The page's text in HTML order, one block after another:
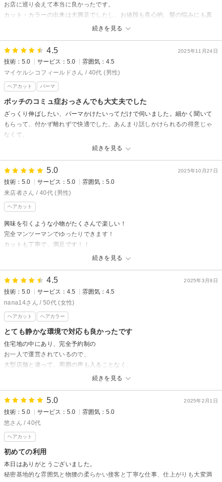
続きを見る
お店に巡り会えて本当に良かったです。
カット・カラーの出来は大満足でしたし、お値段も良心的、髪の悩みにも真
ご来店ありがとうございました。
またお待ちしております。西村
2025年11月24日
4.5
技術：5.0 サービス：5.0
雰囲気：4.5
マイケルシコフィールドさん / 40代 (男性)
ヘアカット パーマ
ボッチのコミュ症おっさんでも大丈夫でした
続きを見る
ざっくり伸ばしたい、パーマかけたいってだけで伺いました。細かく聞いて
もらって、付かず離れずで快適でした。あんまり話しかけられるの得意じゃ
なくて。
ご来店ありがとうございました。
口コミも書いて頂いてありがたいです。
またお待ちしております！
2025年10月27日
5.0
技術：5.0 サービス：5.0
雰囲気：5.0
来店者さん / 40代 (男性)
ヘアカット
続きを見る
興味を引くような小物がたくさんで楽しい！
完全マンツーマンでゆったりできます！
カットも丁寧で、満足です！！
スタンプカード作ってもらったので、また行きます！！
スペシャルズからの返信
ご来店ありがとうございました。
口コミもありがとうございます。嬉しいです！
2025年3月9日
4.5
技術：5.0 サービス：4.5
雰囲気：4.5
nana14さん / 50代 (女性)
ヘアカット ヘアカラー
とても静かな環境で対応も良かったです
続きを見る
住宅地の中にあり、完全予約制の
お一人で運営されているので、
大型店舗と違って、周囲の声も入ることなく、
とても静かで落ち着いた環境でした。
他の方も書いているように、
カットについてもカラーについても、
こちらの希望を詳細に汲み取っていただき
出来上がりもとても良い感じでした。
有難うございました。
スペシャルズからの返信
口コミありがとうございます。感謝致します
ショートカットがとてもお似合いでした
2025年2月1日
5.0
技術：5.0 サービス：5.0
雰囲気：5.0
悠さん / 40代
ヘアカット
初めての利用
本日はありがとうございました。
秘密基地的な雰囲気と物腰の柔らかい接客と丁寧な仕事、仕上がりも大変満